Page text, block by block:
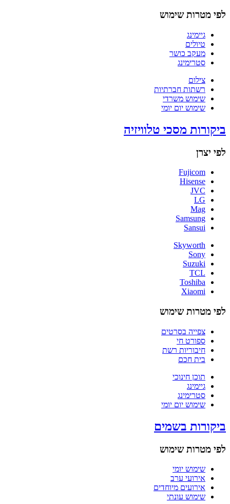
לפי מטרות שימוש
גיימינג
טיולים
מעקב כושר
סטרימינג
צילום
רשתות חברתיות
שימוש משרדי
שימוש יום יומי
ביקורות מסכי טלוויזיה
לפי יצרן
Fujicom
Hisense
JVC
LG
Mag
Samsung
Sansui
Skyworth
Sony
Suzuki
TCL
Toshiba
Xiaomi
לפי מטרות שימוש
צפייה בסרטים
ספורט חי
חיבוריות רשת
בית חכם
תוכן חינוכי
גיימינג
סטרימינג
שימוש יום יומי
ביקורות בשמים
לפי מטרות שימוש
שימוש יומי
אירועי ערב
אירועים מיוחדים
שימוש עונתי